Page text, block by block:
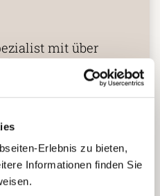
Erlebnis zu bieten,
Informationen finden Sie
mit über
durch